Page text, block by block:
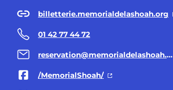
billetterie.memorialdelashoah.org
01 42 77 44 72
reservation@memorialdelashoah.org
/MemorialShoah/